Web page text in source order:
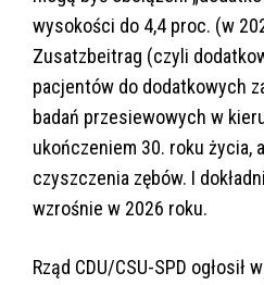
wysokości do 4,4 proc. (w
Zusatzbeitrag (czyli
pacjentów do dodatkowych
badań przesiewowych w
ukończeniem 30. roku życia,
czyszczenia zębów. I
wzrośnie w 2026 roku.
Rząd CDU/CSU-SPD ogłosił